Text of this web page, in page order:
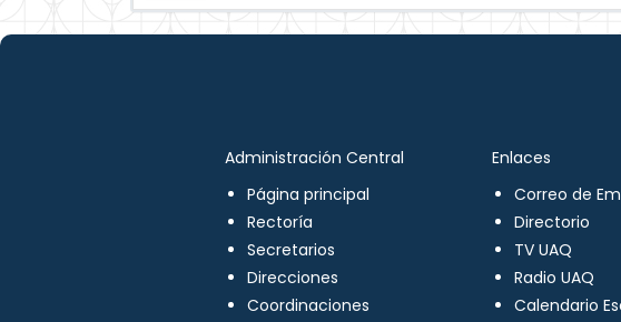
Administración Central
Página principal
Rectoría
Secretarios
Direcciones
Coordinaciones
Enlaces
Correo de
Directorio
TV UAQ
Radio UAQ
Calendario